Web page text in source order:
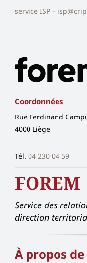
service ISP –
Coordonnées
Rue Ferdinand
4000 Liège
Tél. 04 230 04 59
FOREM
Service des
direction
À propos